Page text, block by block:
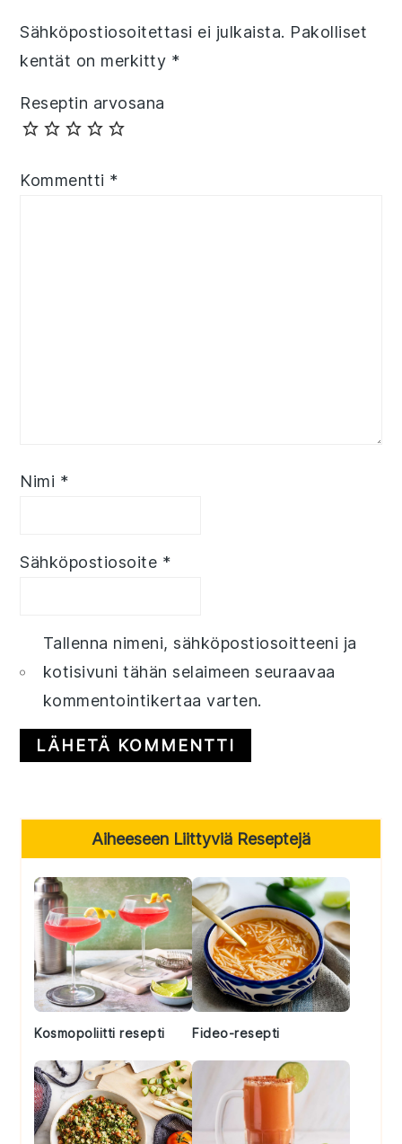
Sähköpostiosoitettasi ei julkaista. Pakolliset
kentät on merkitty *
Reseptin arvosana
Kommentti *
Nimi *
Sähköpostiosoite *
Tallenna nimeni, sähköpostiosoitteeni ja
kotisivuni tähän selaimeen seuraavaa
kommentointikertaa varten.
Primary
Sidebar
Aiheeseen Liittyviä Reseptejä
Kosmopoliitti resepti Fideo-resepti